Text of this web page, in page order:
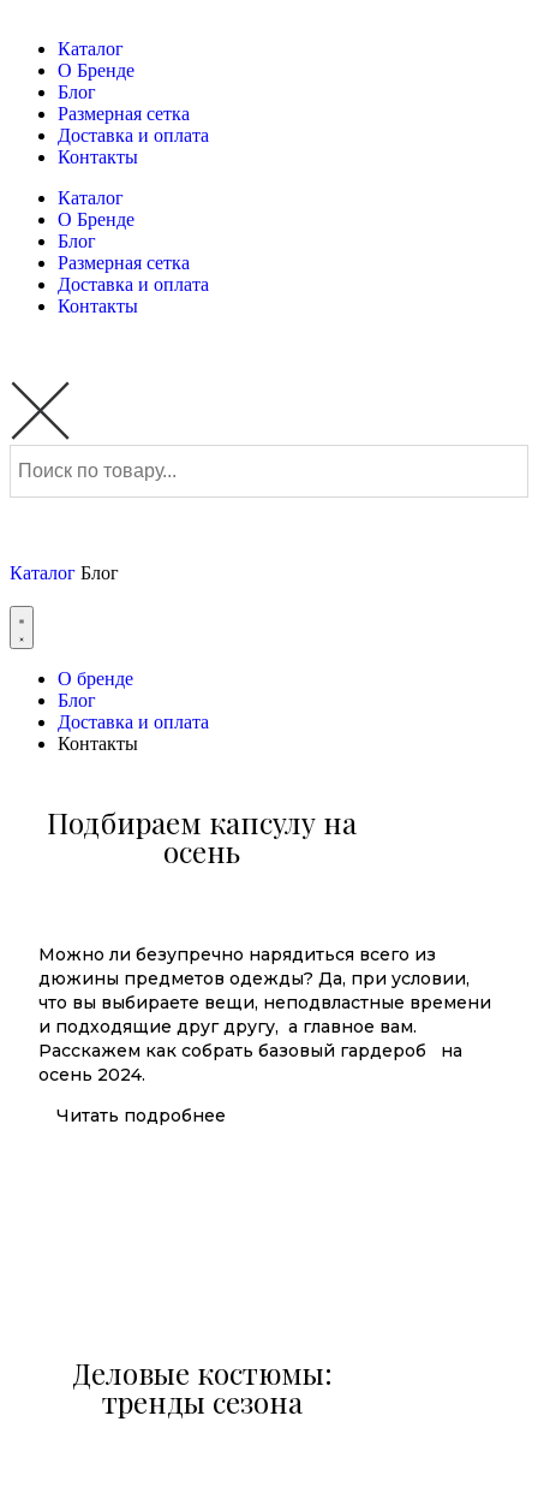
Каталог
О Бренде
Блог
Размерная сетка
Доставка и оплата
Контакты
Каталог
О Бренде
Блог
Размерная сетка
Доставка и оплата
Контакты
Каталог Блог
О бренде
Блог
Доставка и оплата
Контакты
Подбираем капсулу на
осень
Можно ли безупречно нарядиться всего из
дюжины предметов одежды? Да, при условии,
что вы выбираете вещи, неподвластные времени
и подходящие друг другу, а главное вам.
Расскажем как собрать базовый гардероб на
осень 2024.
Читать подробнее
Деловые костюмы:
тренды сезона